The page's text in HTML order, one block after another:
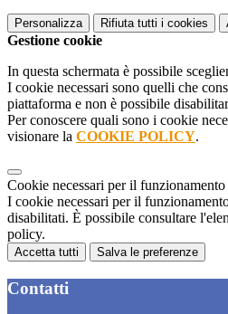
Personalizza Rifiuta tutti i cookies
Gestione cookie
In questa schermata è possibile
I cookie necessari sono quelli che
piattaforma e non è possibile
Per conoscere quali sono i cookie
visionare la COOKIE POLICY.
Cookie necessari per il funzionamento
I cookie necessari per il
disabilitati. È possibile consultare
policy.
Accetta tutti Salva le preferenze
Contatti